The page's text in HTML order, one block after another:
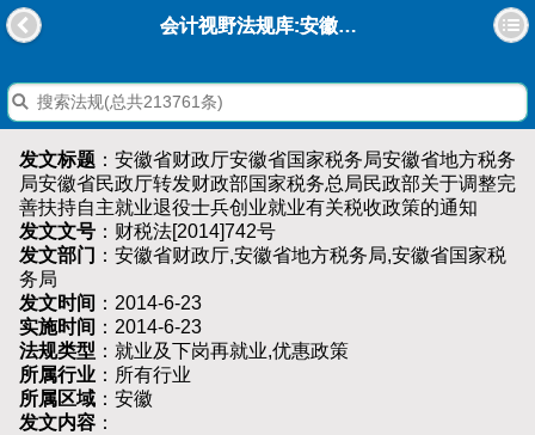
会计视野法规库:安徽省财政厅安徽省国家税务局安徽省地方税务局安徽省民政厅转发财政部国家税务总局民政部关于调整完善扶持自主就业退役士兵创业就业有关税收政策的通知
发文标题 ：安徽省财政厅安徽省国家税务局安徽省地方税务
局安徽省民政厅转发财政部国家税务总局民政部关于调整完
善扶持自主就业退役士兵创业就业有关税收政策的通知
发文文号 ：财税法[2014]742号
发文部门 ：安徽省财政厅,安徽省地方税务局,安徽省国家税
务局
发文时间 ：2014-6-23
实施时间 ：2014-6-23
法规类型 ：就业及下岗再就业,优惠政策
所属行业 ：所有行业
所属区域 ：安徽
发文内容 ：